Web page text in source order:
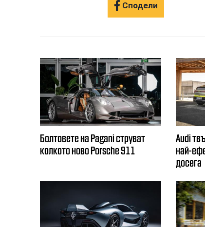
Сподели
Болтовете на Pagani струват
колкото ново Porsche 911
Audi
най-
досега